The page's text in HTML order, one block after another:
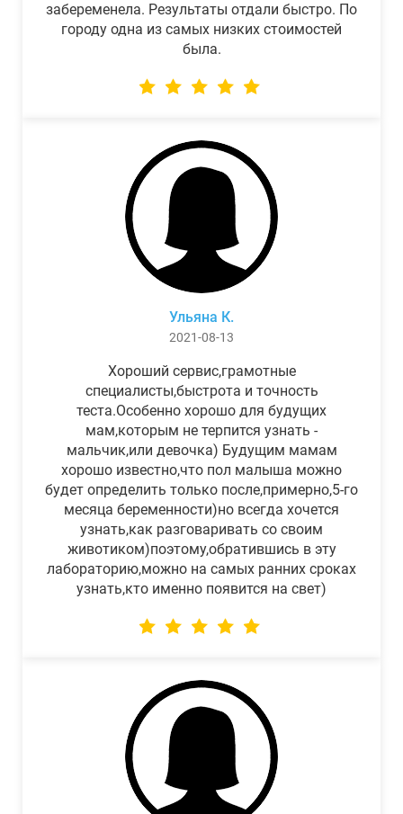
забеременела. Результаты отдали быстро. По
городу одна из самых низких стоимостей
была.
Ульяна К.
2021-08-13
Хороший сервис,грамотные
специалисты,быстрота и точность
теста.Особенно хорошо для будущих
мам,которым не терпится узнать -
мальчик,или девочка) Будущим мамам
хорошо известно,что пол малыша можно
будет определить только после,примерно,5-го
месяца беременности)но всегда хочется
узнать,как разговаривать со своим
животиком)поэтому,обратившись в эту
лабораторию,можно на самых ранних сроках
узнать,кто именно появится на свет)